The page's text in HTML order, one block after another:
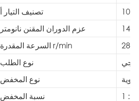
تصنيف التيار أ
107
عزم الدوران المقنن نانومتر
14.8
السرعة المقدرة r/min
2890
نوع الطلب
نوع المخفض
نسبة المخفض
1